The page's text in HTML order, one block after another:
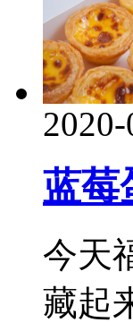
蓝莓
今天
藏起